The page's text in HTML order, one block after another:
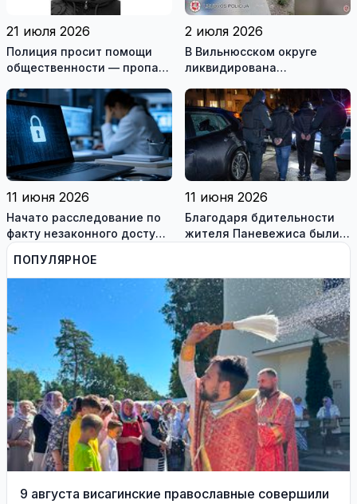
21 июля 2026
Полиция просит помощи
общественности — пропал
района
2 июля 2026
В Вильнюсском округе
ликвидирована
группа
11 июня 2026
Начато расследование по
факту незаконного доступа
к информационным
системам медиков
11 июня 2026
Благодаря бдительности
жителя Паневежиса были
автомобилей
ПОПУЛЯРНОЕ
9 августа висагинские православные совершили